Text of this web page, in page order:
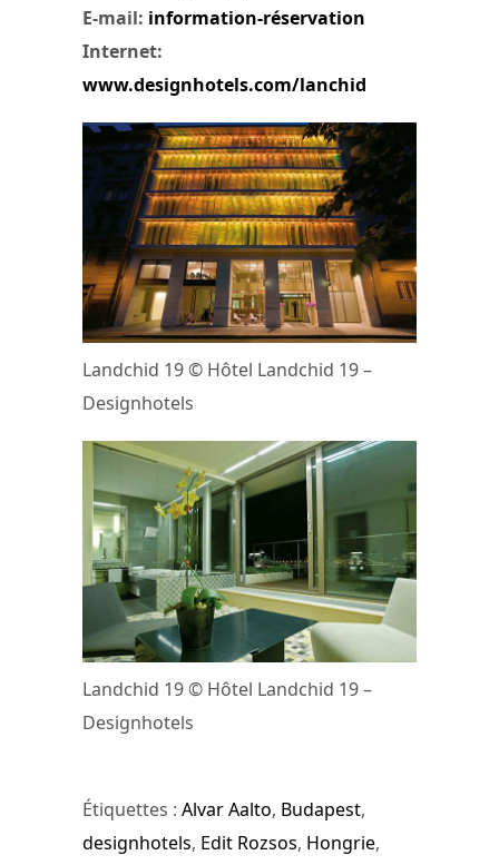
E-mail: information-réservation
Internet:
www.designhotels.com/lanchid
Landchid 19 © Hôtel Landchid 19 –
Designhotels
Landchid 19 © Hôtel Landchid 19 –
Designhotels
Étiquettes : Alvar Aalto, Budapest,
designhotels, Edit Rozsos, Hongrie,